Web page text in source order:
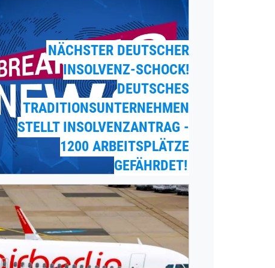
NÄCHSTER DEUTSCHER
INSOLVENZ-SCHOCK!
DEUTSCHES
TRADITIONSUNTERNEHMEN
STELLT INSOLVENZANTRAG -
1200 ARBEITSPLÄTZE
GEFÄHRDET!